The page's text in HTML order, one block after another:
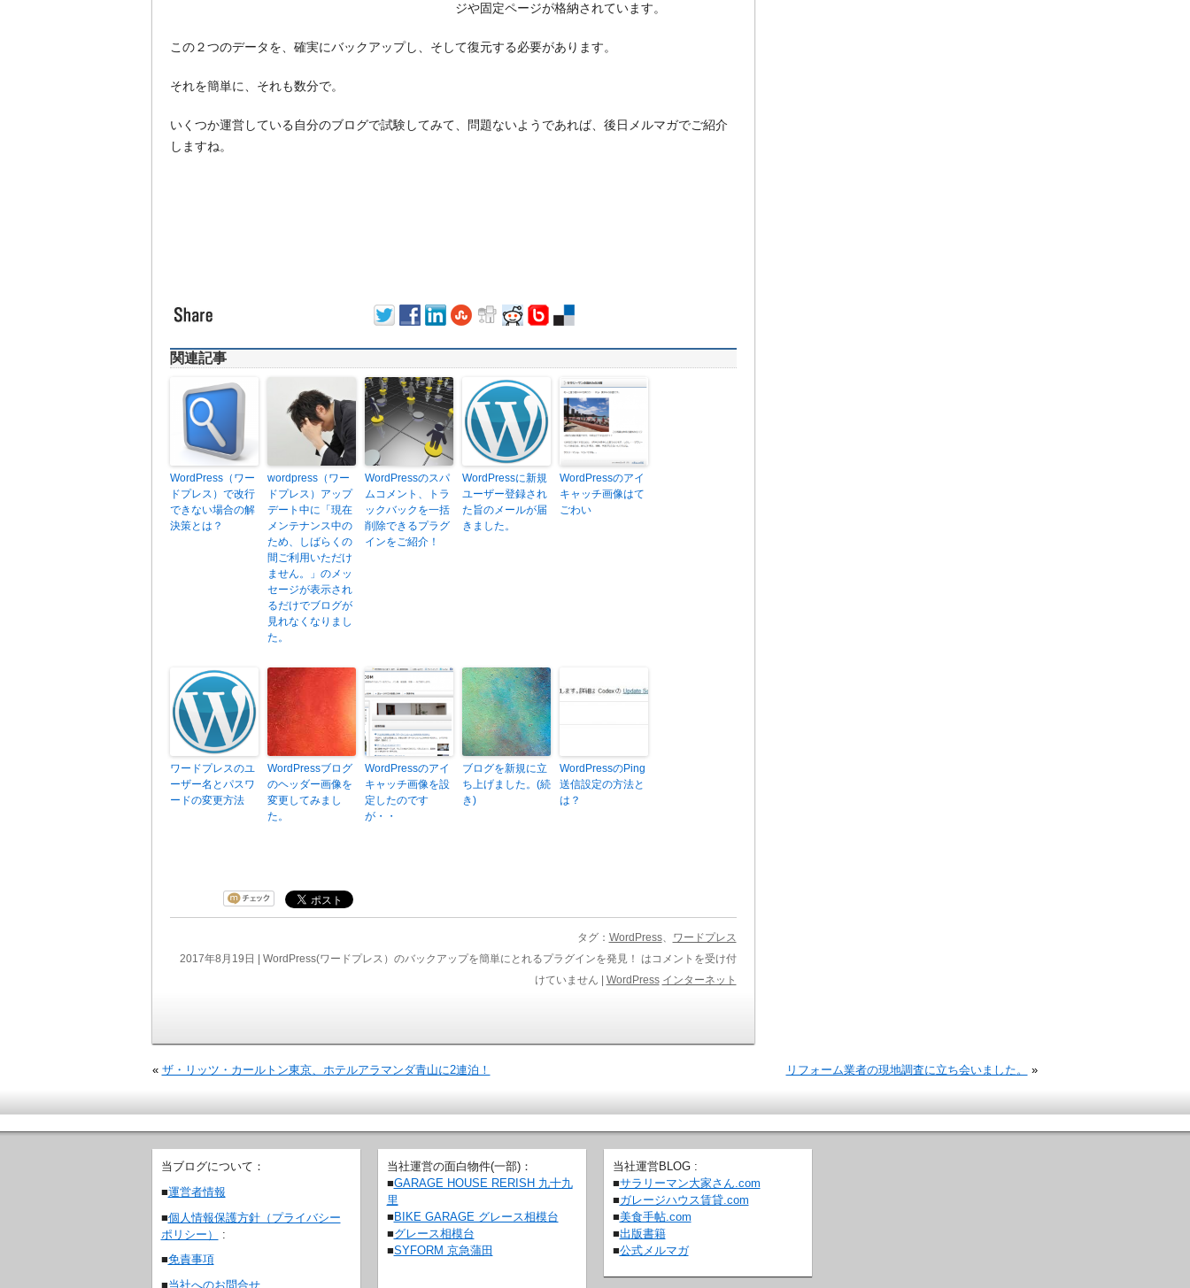
ジや固定ページが格納されています。
この２つのデータを、確実にバックアップし、そして復元する必要があります。
それを簡単に、それも数分で。
いくつか運営している自分のブログで試験してみて、問題ないようであれば、後日メルマガでご紹介
しますね。
関連記事
WordPress（ワー
ドプレス）で改行
できない場合の解
決策とは？
wordpress（ワー
ドプレス）アップ
デート中に「現在
メンテナンス中の
ため、しばらくの
間ご利用いただけ
ません。」のメッ
セージが表示され
るだけでブログが
見れなくなりまし
た。
WordPressのスパ
ムコメント、トラ
ックバックを一括
削除できるプラグ
インをご紹介！
WordPressに新規
ユーザー登録され
た旨のメールが届
きました。
WordPressのアイ
キャッチ画像はて
ごわい
ワードプレスのユ
ーザー名とパスワ
ードの変更方法
WordPressブログ
のヘッダー画像を
変更してみまし
た。
WordPressのアイ
キャッチ画像を設
定したのです
が・・
ブログを新規に立
ち上げました。(続
き)
WordPressのPing
送信設定の方法と
は？
タグ： WordPress、
ワードプレス
2017年8月19日 | WordPress(ワードプレス）のバックアップを簡単にとれるプラグインを発見！ は コメントを受け付
けていません
WordPress インターネット
« ザ・リッツ・カールトン東京、ホテルアラマンダ青山に2連泊！ リフォーム業者の現地調査に立ち会いました。 »
当ブログについて：
■運営者情報
■個人情報保護方針（プライバシー
ポリシー）
:
■免責事項
■当社へのお問合せ
当社運営の面白物件(一部)：
■GARAGE HOUSE RERISH 九十九
里
■ BIKE GARAGE グレース相模台
■グレース相模台
■SYFORM 京急蒲田
当社運営BLOG :
■サラリーマン大家さん.com
■ガレージハウス賃貸.com
■美食手帖.com
■出版書籍
■公式メルマガ